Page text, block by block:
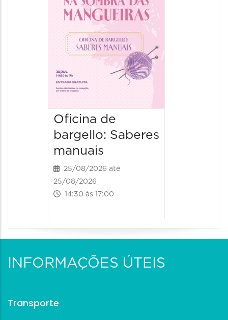
Oficina de
bargello: Saberes
manuais
25/08/2026 até
25/08/2026
14:30 às 17:00
INFORMAÇÕES ÚTEIS
Transporte